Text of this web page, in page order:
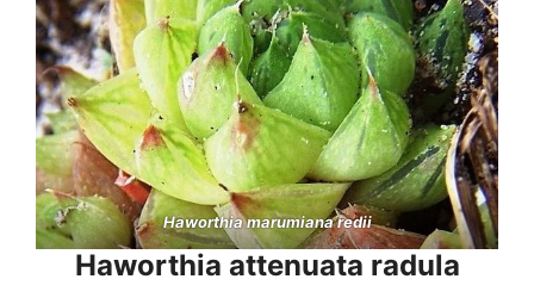
Haworthia marumiana redii
Haworthia attenuata radula